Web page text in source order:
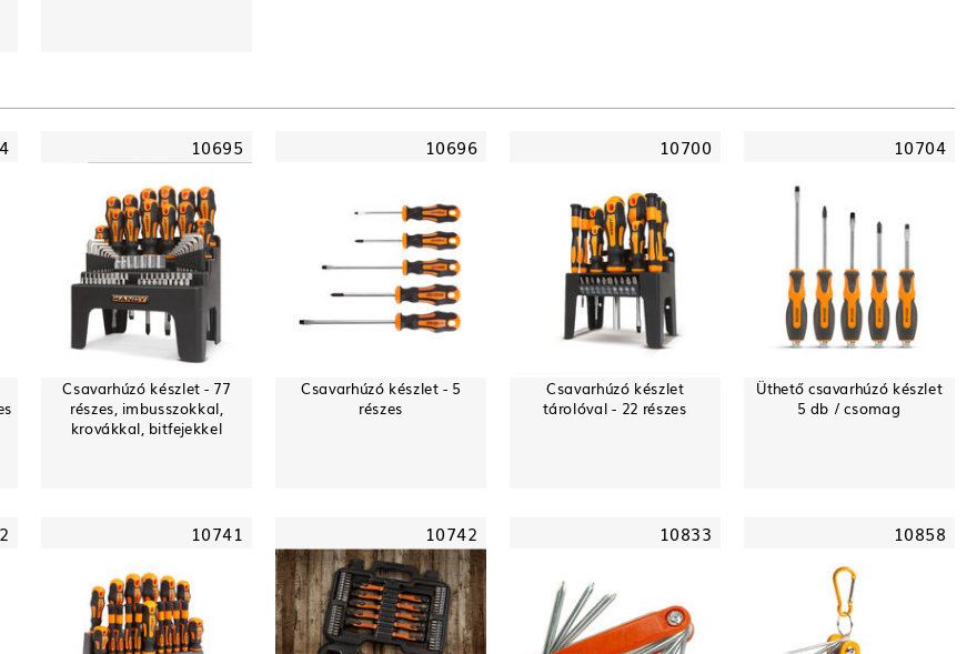
10695
Csavarhúzó készlet - 77
részes, imbusszokkal,
krovákkal, bitfejekkel
10696
Csavarhúzó készlet - 5
részes
10700
Csavarhúzó készlet
tárolóval - 22 részes
10704
Üthető csavarhúzó készlet
5 db / csomag
10741 10742 10833 10858